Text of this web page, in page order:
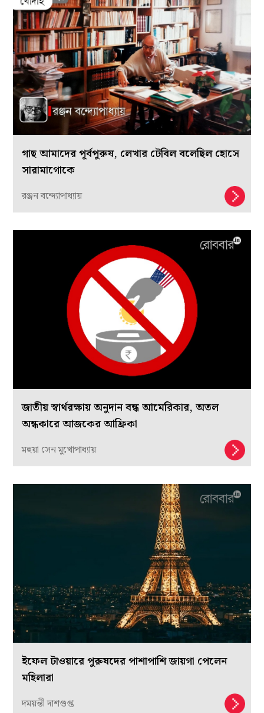
গাছ আমাদের পূর্বপুরুষ, লেখার টেবিল বলেছিল হোসে
সারামাগোকে
রঞ্জন বন্দ্যোপাধ্যায়
জাতীয় স্বার্থরক্ষায় অনুদান বন্ধ আমেরিকার, অতল
অন্ধকারে আজকের আফ্রিকা
মহুয়া সেন মুখোপাধ্যায়
ইফেল টাওয়ারে পুরুষদের পাশাপাশি জায়গা পেলেন
মহিলারা
দময়ন্তী দাশগুপ্ত